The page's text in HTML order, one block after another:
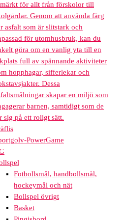
för allt från förskolor till
Genom att använda färg
asfalt som är slitstark och
för utomhusbruk, kan du
göra om en vanlig yta till en
full av spännande aktiviteter
hopphagar, sifferlekar och
Dessa
skapar en miljö som
barnen, samtidigt som de
sig på ett roligt sätt.
PowerGame
Fotbollsmål, handbollsmål,
hockeymål och nät
Bollspel övrigt
Basket